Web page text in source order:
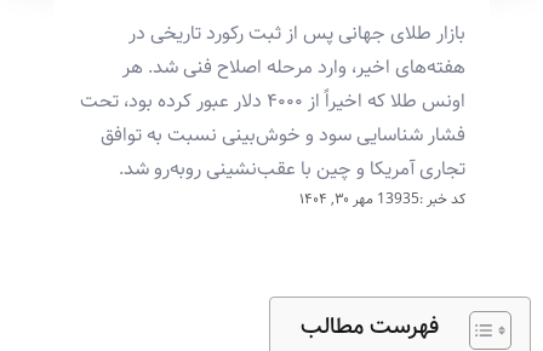
بازار طلای جهانی پس از ثبت رکورد تاریخی در
هفته‌های اخیر، وارد مرحله اصلاح فنی شد. هر
اونس طلا که اخیراً از ۴۰۰۰ دلار عبور کرده بود، تحت
فشار شناسایی سود و خوش‌بینی نسبت به توافق
تجاری آمریکا و چین با عقب‌نشینی روبه‌رو شد.
کد خبر :13935 مهر ۳۰, ۱۴۰۴
فهرست مطالب